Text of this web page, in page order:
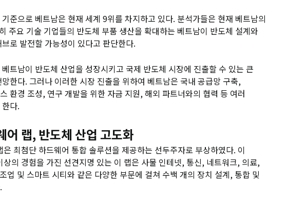
준으로 베트남은 현재 세계 9위를 차지하고 있다. 분석가들은 현재 베트남의
주요 기술 기업들의 반도체 부품 생산을 확대하는 베트남이 반도체 설계와
로 발전할 가능성이 있다고 판단한다.
트남이 반도체 산업을 성장시키고 국제 반도체 시장에 진출할 수 있는 큰
한다. 그러나 이러한 시장 진출을 위하여 베트남은 국내 공급망 구축,
환경 조성, 연구 개발을 위한 자금 지원, 해외 파트너와의 협력 등 여러
다.
어 랩, 반도체 산업 고도화
최첨단 하드웨어 통합 솔루션을 제공하는 선두주자로 부상하였다. 이
상의 경험을 가진 선견지명 있는 이 랩은 사물 인테넷, 통신, 네트워크, 의료,
업 및 스마트 시티와 같은 다양한 부문에 걸쳐 수백 개의 장치 설계, 통합 및